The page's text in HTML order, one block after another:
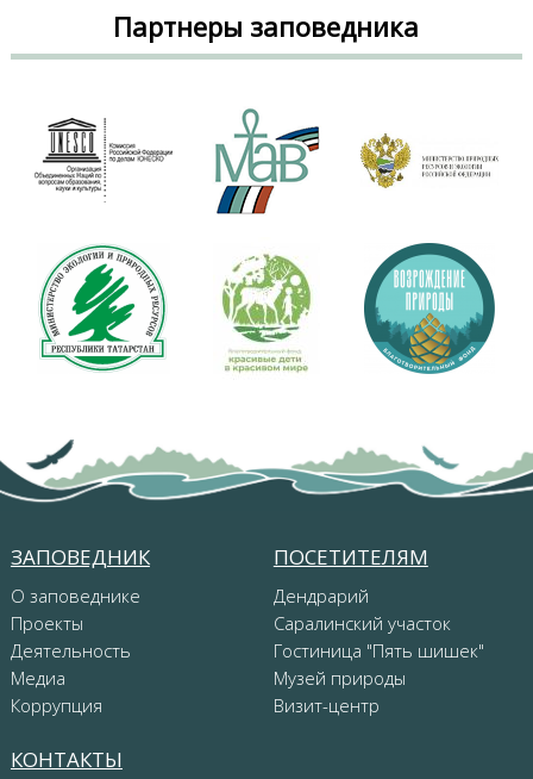
Партнеры заповедника
ЗАПОВЕДНИК
О заповеднике
Проекты
Деятельность
Медиа
Коррупция
ПОСЕТИТЕЛЯМ
Дендрарий
Саралинский участок
Гостиница "Пять шишек"
Музей природы
Визит-центр
КОНТАКТЫ